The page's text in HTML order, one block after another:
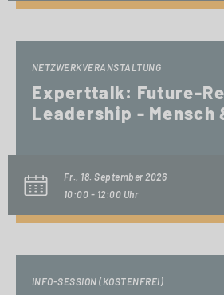
NETZWERKVERANSTALTUNG
Experttalk: Future-
Leadership - Mensch
Fr., 18. September 2026
10:00 - 12:00 Uhr
INFO-SESSION (KOSTENFREI)